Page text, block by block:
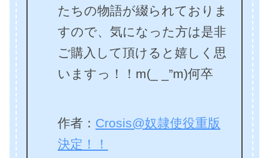
たちの物語が綴られておりま
すので、気になった方は是非
ご購入して頂けると嬉しく思
いますっ！！m(_ _”m)何卒
作者： Crosis@奴隷使役重版
決定！！